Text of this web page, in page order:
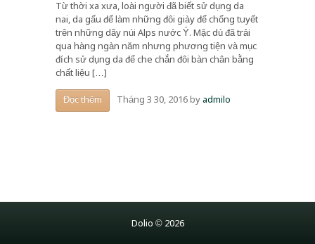
Từ thời xa xưa, loài người đã biết sử dụng da
nai, da gấu để làm những đôi giày để chống tuyết
trên những dãy núi Alps nước Ý. Mặc dù đã trải
qua hàng ngàn năm nhưng phương tiện và mục
đích sử dụng da để che chắn đôi bàn chân bằng
chất liệu […]
Đọc thêm Tháng 3 30, 2016byadmilo
Dolio © 2026